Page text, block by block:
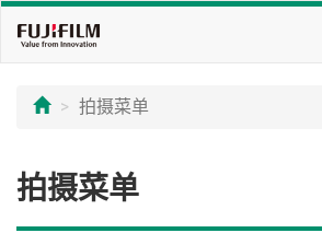
拍摄菜单
拍摄菜单